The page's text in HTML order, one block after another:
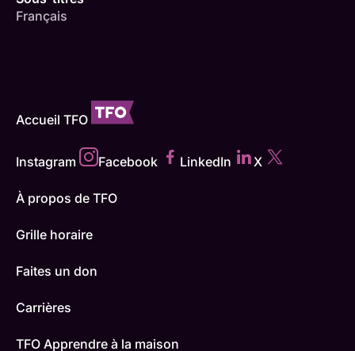
Français
Accueil TFO
Instagram Facebook LinkedIn X
À propos de TFO
Grille horaire
Faites un don
Carrières
TFO Apprendre à la maison